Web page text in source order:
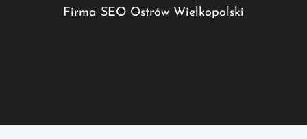
Firma SEO Ostrów Wielkopolski